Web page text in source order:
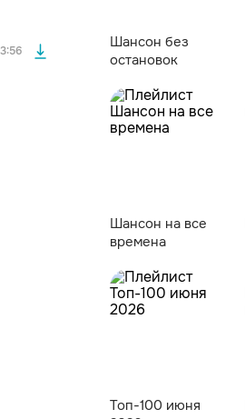
Шансон без
остановок
Шансон на все
времена
Топ-100 июня